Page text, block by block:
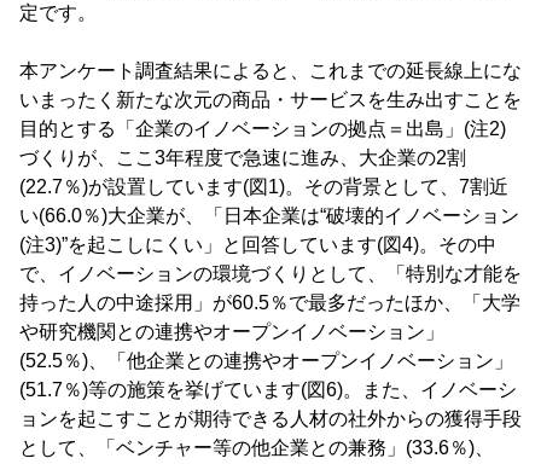
定です。
本アンケート調査結果によると、これまでの延長線上にな
いまったく新たな次元の商品・サービスを生み出すことを
目的とする「企業のイノベーションの拠点＝出島」(注2)
づくりが、ここ3年程度で急速に進み、大企業の2割
(22.7％)が設置しています(図1)。その背景として、7割近
い(66.0％)大企業が、「日本企業は“破壊的イノベーション
(注3)”を起こしにくい」と回答しています(図4)。その中
で、イノベーションの環境づくりとして、「特別な才能を
持った人の中途採用」が60.5％で最多だったほか、「大学
や研究機関との連携やオープンイノベーション」
(52.5％)、「他企業との連携やオープンイノベーション」
(51.7％)等の施策を挙げています(図6)。また、イノベーシ
ョンを起こすことが期待できる人材の社外からの獲得手段
として、「ベンチャー等の他企業との兼務」(33.6％)、